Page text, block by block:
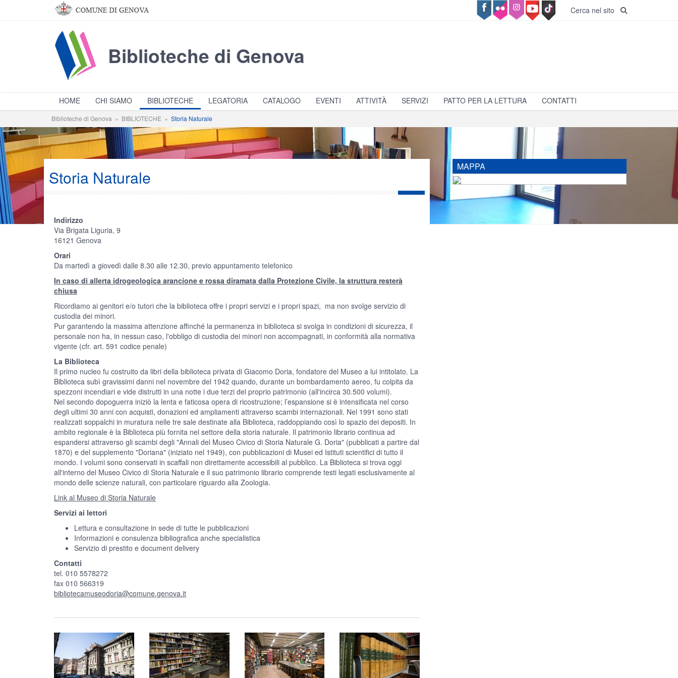
Salta al contenuto principale Cerca nel sito
Biblioteche di Genova
HOME CHI SIAMO BIBLIOTECHE LEGATORIA CATALOGO EVENTI ATTIVITÀ SERVIZI PATTO PER LA LETTURA CONTATTI
Biblioteche di Genova » BIBLIOTECHE » Storia Naturale
Storia Naturale
Indirizzo
Via Brigata Liguria, 9
16121 Genova
Orari
Da martedì a giovedì dalle 8.30 alle 12.30, previo appuntamento telefonico
In caso di allerta idrogeologica arancione e rossa diramata dalla Protezione Civile, la struttura resterà
chiusa
Ricordiamo ai genitori e/o tutori che la biblioteca offre i propri servizi e i propri spazi, ma non svolge servizio di
custodia dei minori.
Pur garantendo la massima attenzione affinché la permanenza in biblioteca si svolga in condizioni di sicurezza, il
personale non ha, in nessun caso, l'obbligo di custodia dei minori non accompagnati, in conformità alla normativa
vigente (cfr. art. 591 codice penale)
La Biblioteca
Il primo nucleo fu costruito da libri della biblioteca privata di Giacomo Doria, fondatore del Museo a lui intitolato. La
Biblioteca subì gravissimi danni nel novembre del 1942 quando, durante un bombardamento aereo, fu colpita da
spezzoni incendiari e vide distrutti in una notte i due terzi del proprio patrimonio (all'incirca 30.500 volumi).
Nel secondo dopoguerra iniziò la lenta e faticosa opera di ricostruzione; l’espansione si è intensificata nel corso
degli ultimi 30 anni con acquisti, donazioni ed ampliamenti attraverso scambi internazionali. Nel 1991 sono stati
realizzati soppalchi in muratura nelle tre sale destinate alla Biblioteca, raddoppiando così lo spazio dei depositi. In
ambito regionale è la Biblioteca più fornita nel settore della storia naturale. Il patrimonio librario continua ad
espandersi attraverso gli scambi degli "Annali del Museo Civico di Storia Naturale G. Doria" (pubblicati a partire dal
1870) e del supplemento "Doriana" (iniziato nel 1949), con pubblicazioni di Musei ed Istituti scientifici di tutto il
mondo. I volumi sono conservati in scaffali non direttamente accessibili al pubblico. La Biblioteca si trova oggi
all'interno del Museo Civico di Storia Naturale e il suo patrimonio librario comprende testi legati esclusivamente al
mondo delle scienze naturali, con particolare riguardo alla Zoologia.
Link al Museo di Storia Naturale
Servizi ai lettori
Lettura e consultazione in sede di tutte le pubblicazioni
Informazioni e consulenza bibliografica anche specialistica
Servizio di prestito e document delivery
Contatti
tel. 010 5578272
fax 010 566319
bibliotecamuseodoria@comune.genova.it
MAPPA